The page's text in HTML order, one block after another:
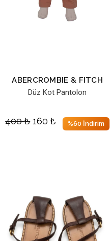
ABERCROMBIE & FITCH
Düz Kot Pantolon
400₺ 160₺ %60 İndirim